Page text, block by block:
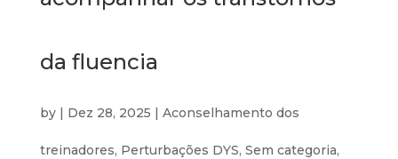
da fluencia
by | Dez 28, 2025 | Aconselhamento dos
treinadores, Perturbações DYS, Sem categoria,